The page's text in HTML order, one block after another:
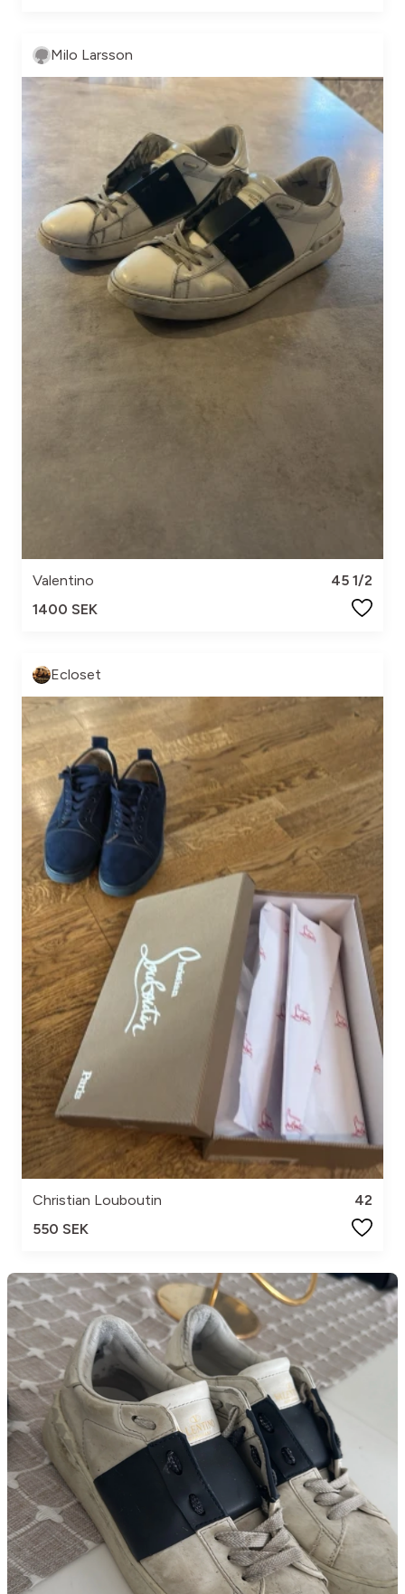
Milo Larsson
Valentino
45 1/2
1400 SEK
Ecloset
Christian Louboutin
42
550 SEK